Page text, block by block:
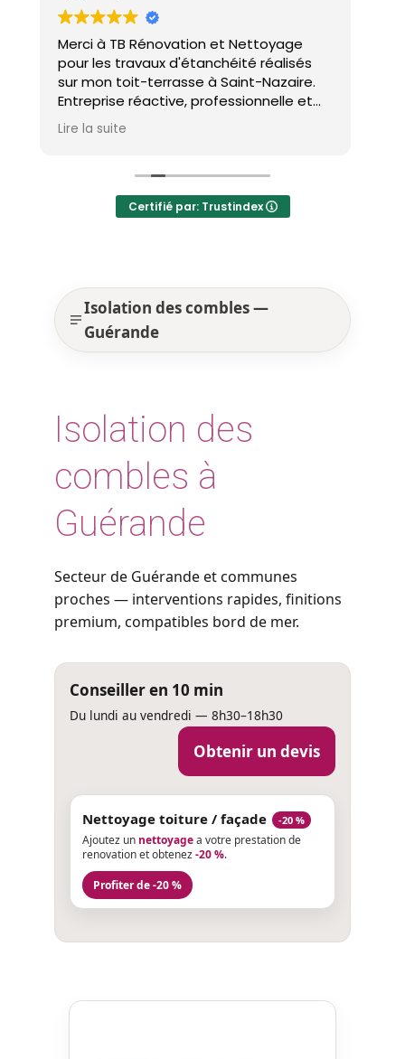
Merci à TB Rénovation et Nettoyage
pour les travaux d'étanchéité réalisés
sur mon toit-terrasse à Saint-Nazaire.
Entreprise réactive, professionnelle et
agréable. Le travail a été réalisé avec
soin et dans les délais. Je recommande
Lire la suite
Certifié par: Trustindex
Isolation des combles —
Guérande
Isolation des
combles à
Guérande
Secteur de Guérande et communes
proches — interventions rapides, finitions
premium, compatibles bord de mer.
Conseiller en 10 min
Du lundi au vendredi — 8h30–18h30
Obtenir un devis
Nettoyage toiture / façade -20 %
Ajoutez un nettoyagea votre prestation de
renovation et obtenez-20 %.
Profiter de -20 %